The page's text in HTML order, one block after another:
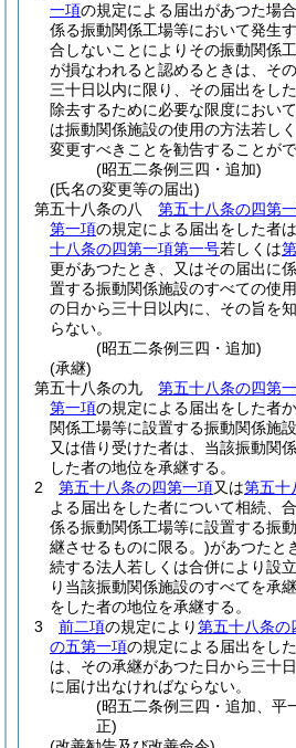
一項の規定による届出があつた場
係る振動関係工場等において発生
合しないことによりその振動関係
が損なわれると認めるときは、そ
三十日以内に限り、その届出をし
除去するために必要な限度におい
は振動関係施設の使用の方法若し
変更すべきことを勧告することがで
(昭五二条例三四・追加)
(氏名の変更等の届出)
第五十八条の八
第五十八条の四第
第一項の規定による届出をした者
十八条の四第一項第一号若しくは
更があつたとき、又はその届出に
置する振動関係施設のすべての使
の日から三十日以内に、その旨を
らない。
(昭五二条例三四・追加)
(承継)
第五十八条の九
第五十八条の四第
第一項の規定による届出をした者
関係工場等に設置する振動関係施
又は借り受けた者は、当該振動関
した者の地位を承継する。
2
第五十八条の四第一項又は第五十
よる届出をした者について相続、
係る振動関係工場等に設置する振
継させるものに限る。)があつたと
続する法人若しくは合併により設
り当該振動関係施設のすべてを承
をした者の地位を承継する。
3
前二項の規定により第五十八条の
の五第一項の規定による届出をし
は、その承継があつた日から三十
に届け出なければならない。
(昭五二条例三四・追加、平
正)